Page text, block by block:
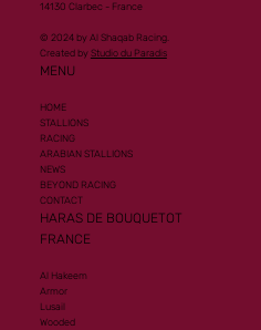
14130 Clarbec - France
© 2024 by Al Shaqab Racing.
Created by Studio du Paradis
MENU
HOME
STALLIONS
RACING
ARABIAN STALLIONS
NEWS
BEYOND RACING
CONTACT
HARAS DE BOUQUETOT
FRANCE
Al Hakeem
Armor
Lusail
Wooded